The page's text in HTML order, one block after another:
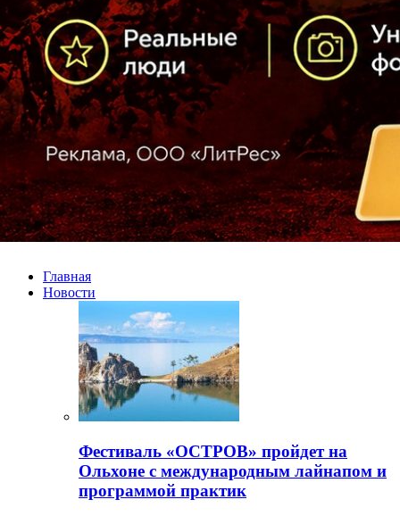
Главная
Новости
Фестиваль «ОСТРОВ» пройдет на
Ольхоне с международным лайнапом и
программой практик